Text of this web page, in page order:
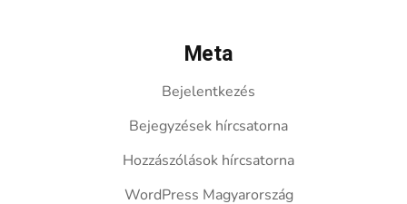
Meta
Bejelentkezés
Bejegyzések hírcsatorna
Hozzászólások hírcsatorna
WordPress Magyarország